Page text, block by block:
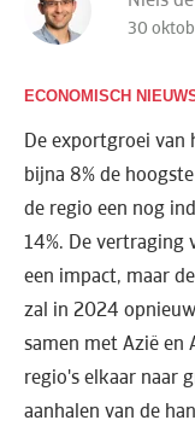
30
ECONOMISCH
De exportgroei van
bijna 8% de
de regio een nog
14%. De vertraging
een impact, maar
zal in 2024
samen met Azië en
regio's elkaar naar
aanhalen van de